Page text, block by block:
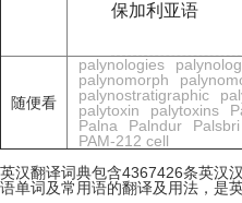
保加利亚语
随便看
palynologies
palynomorph
palynostratigraphic
palytoxin
palytoxins
Palna
Palndur Palsbri
PAM-212 cell
英汉翻译词典包含4367426条英汉
语单词及常用语的翻译及用法，是